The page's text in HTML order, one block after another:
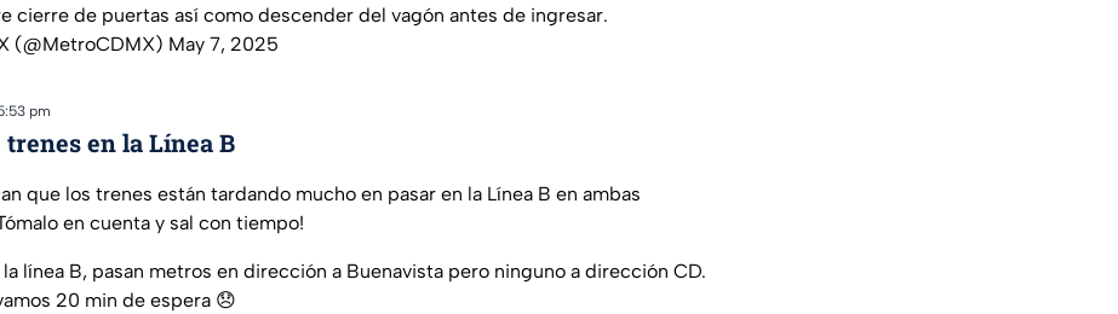
cierre de puertas así como descender del vagón antes de ingresar.
(@MetroCDMX) May 7, 2025
pm
trenes en la Línea B
que los trenes están tardando mucho en pasar en la Línea B en ambas
en cuenta y sal con tiempo!
línea B, pasan metros en dirección a Buenavista pero ninguno a dirección CD.
20 min de espera 😞